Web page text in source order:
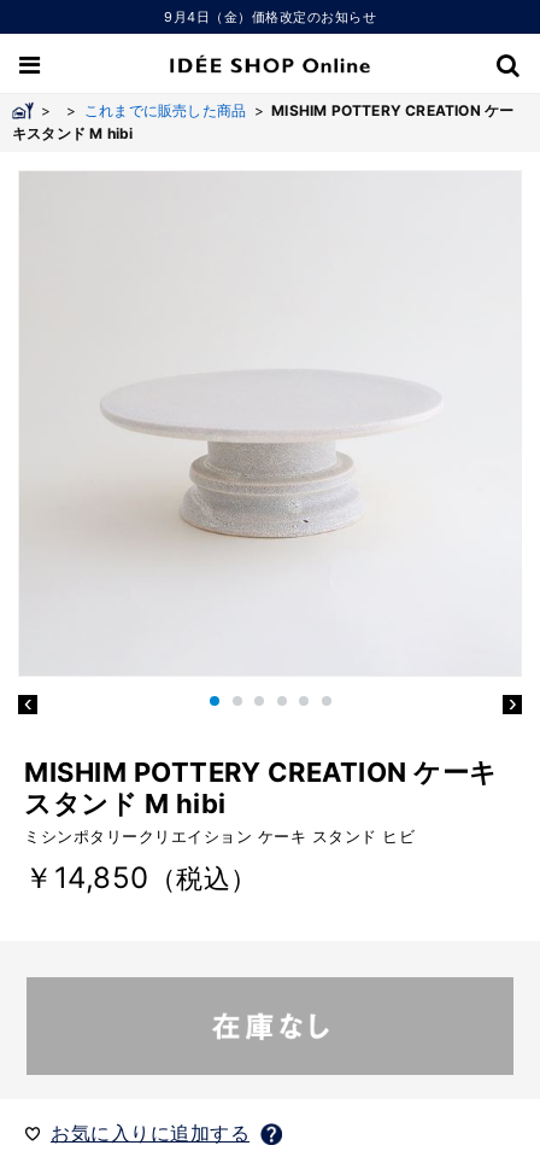
9月4日（金）価格改定のお知らせ
> > これまでに販売した商品 >MISHIM POTTERY CREATION ケー
キスタンド M hibi
MISHIM POTTERY CREATION ケーキ
スタンド M hibi
ミシンポタリークリエイション ケーキ スタンド ヒビ
￥14,850 （税込）
お気に入りに追加する